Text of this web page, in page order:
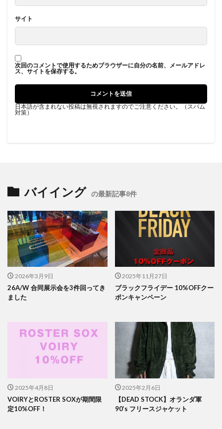
サイト
次回のコメントで使用するためブラウザーに自分の名前、メールアドレ
ス、サイトを保存する。
日本語が含まれない投稿は無視されますのでご注意ください。（スパム
対策）
バイイング の最新記事8件
2026年3月9日
26A/W 合同展示会を3件回ってき
ました
2025年11月27日
ブラックフライデー 10%OFFクー
ポンキャンペーン
2025年4月8日
VOIRYとROSTER SOXが期間限
定10%OFF！
2025年2月6日
【DEAD STOCK】オランダ軍
90’s フリースジャケット